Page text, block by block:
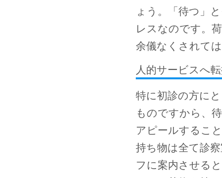
ょう。「待つ」
レスなのです。
余儀なくされて
人的サービスへ
特に初診の方に
ものですから、
アピールするこ
持ち物は全て診
フに案内させる